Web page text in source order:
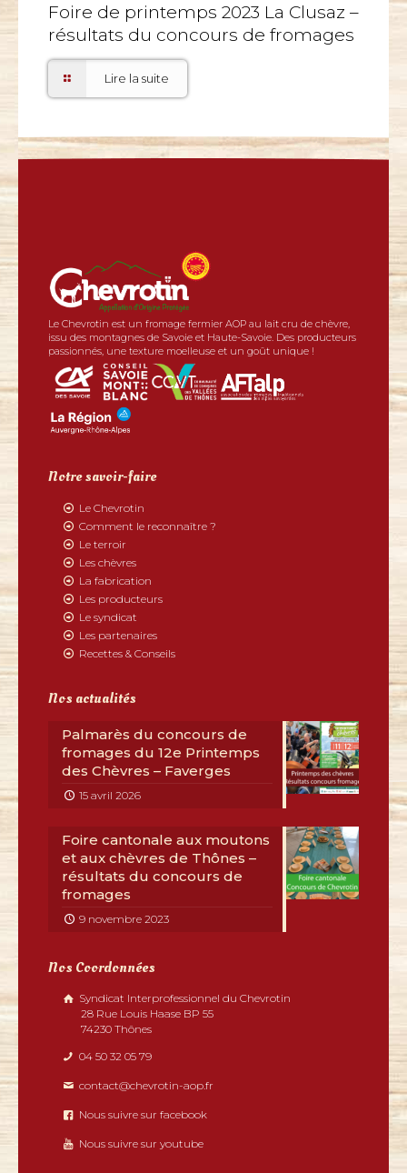
Foire de printemps 2023 La Clusaz –
résultats du concours de fromages
Lire la suite
Le Chevrotin est un fromage fermier AOP au lait cru de chèvre,
issu des montagnes de Savoie et Haute-Savoie. Des producteurs
passionnés, une texture moelleuse et un goût unique !
Notre savoir-faire
Le Chevrotin
Comment le reconnaître ?
Le terroir
Les chèvres
La fabrication
Les producteurs
Le syndicat
Les partenaires
Recettes & Conseils
Nos actualités
Palmarès du concours de
fromages du 12e Printemps
des Chèvres – Faverges
15 avril 2026
Foire cantonale aux moutons
et aux chèvres de Thônes –
résultats du concours de
fromages
9 novembre 2023
Nos Coordonnées
Syndicat Interprofessionnel du Chevrotin
28 Rue Louis Haase BP 55
74230 Thônes
04 50 32 05 79
contact@chevrotin-aop.fr
Nous suivre sur facebook
Nous suivre sur youtube